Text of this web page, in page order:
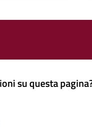
su questa